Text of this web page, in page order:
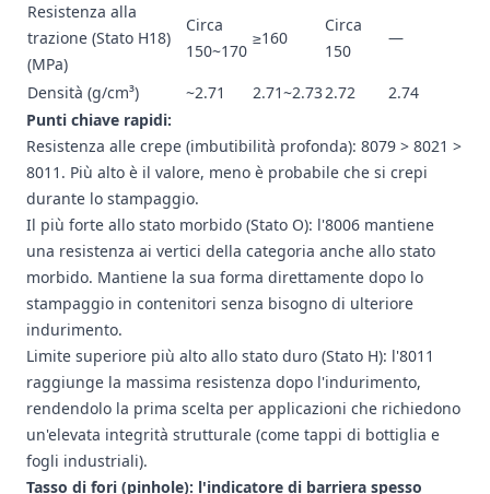
Resistenza alla
trazione (Stato H18)
(MPa)
Circa
150~170
≥160
Circa
150
—
Densità (g/cm³) ~2.71 2.71~2.732.72
2.74
Punti chiave rapidi:
Resistenza alle crepe (imbutibilità profonda): 8079 > 8021 >
8011. Più alto è il valore, meno è probabile che si crepi
durante lo stampaggio.
Il più forte allo stato morbido (Stato O): l'8006 mantiene
una resistenza ai vertici della categoria anche allo stato
morbido. Mantiene la sua forma direttamente dopo lo
stampaggio in contenitori senza bisogno di ulteriore
indurimento.
Limite superiore più alto allo stato duro (Stato H): l'8011
raggiunge la massima resistenza dopo l'indurimento,
rendendolo la prima scelta per applicazioni che richiedono
un'elevata integrità strutturale (come tappi di bottiglia e
fogli industriali).
Tasso di fori (pinhole): l'indicatore di barriera spesso